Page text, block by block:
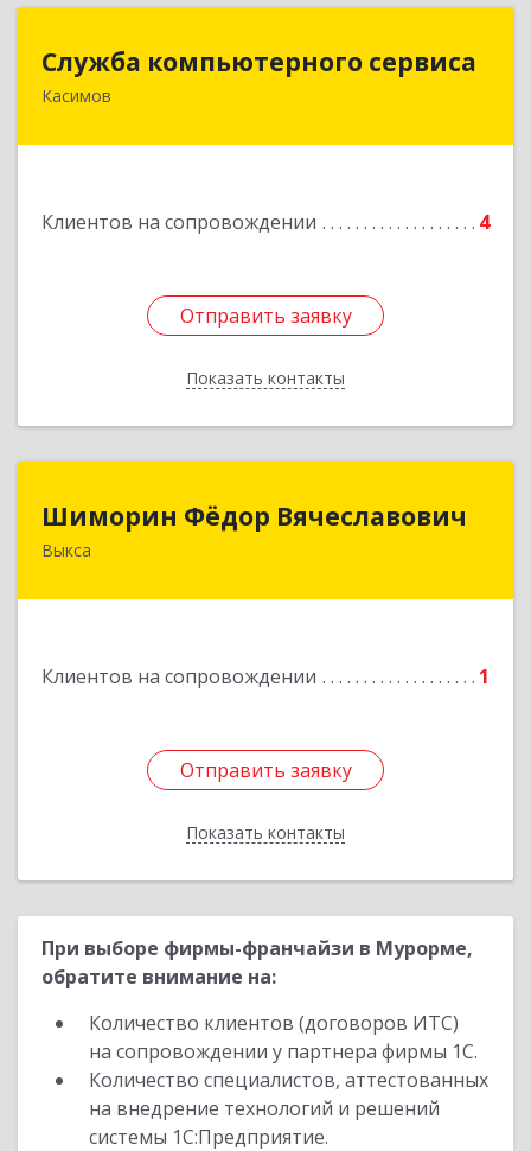
Служба компьютерного сервиса
Касимов
Клиентов на сопровождении 4
Отправить заявку
Показать контакты
Служба компьютерного сервиса
391300, Рязанская обл., г.Касимов, ул.Советская
Отправить заявку
Назад
Шиморин Фёдор Вячеславович
Выкса
Клиентов на сопровождении 1
Отправить заявку
Показать контакты
Шиморин Фёдор Вячеславович
Отправить заявку
Назад
При выборе фирмы-франчайзи в Мурорме,
обратите внимание на:
Количество клиентов (договоров ИТС)
на сопровождении у партнера фирмы 1С.
Количество специалистов, аттестованных
на внедрение технологий и решений
системы 1С:Предприятие.